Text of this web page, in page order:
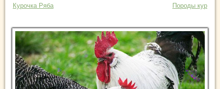
Курочка Ряба Породы кур